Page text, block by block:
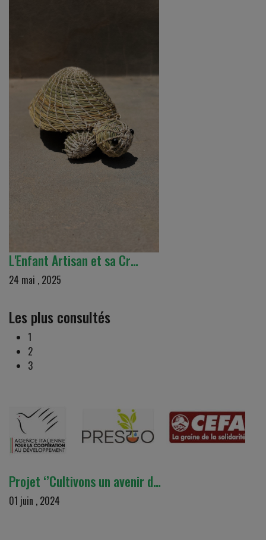
L'Enfant Artisan et sa Cr…
24 mai , 2025
Les plus consultés
1
2
3
Projet ‘’Cultivons un avenir d…
01 juin , 2024